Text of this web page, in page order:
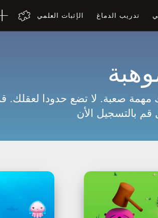
تدريب الدماغ الإثبات العلمي
مهمة صعبة. لا تضع حدودا لعقلك.
قم بالتسجيل الأن